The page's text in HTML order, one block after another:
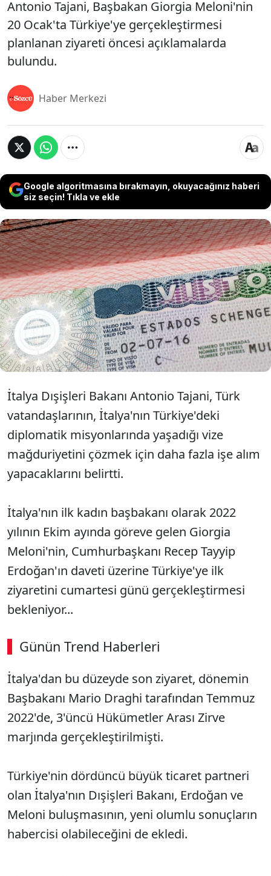
Antonio Tajani, Başbakan Giorgia Meloni'nin
20 Ocak'ta Türkiye'ye gerçekleştirmesi
planlanan ziyareti öncesi açıklamalarda
bulundu.
Haber Merkezi
Google algoritmasına bırakmayın, okuyacağınız haberi
siz seçin! Tıkla ve ekle
İtalya Başbakan Yardımcısı ve Dışişleri
Bakanı Antonio Tajani, Başbakan Giorgia
Meloni'nin 20 Ocak'ta Türkiye'ye
gerçekleştirmesi planlanan ziyareti öncesi
açıklamalarda bulundu.
İtalya Dışişleri Bakanı Antonio Tajani, Türk
vatandaşlarının, İtalya'nın Türkiye'deki
diplomatik misyonlarında yaşadığı vize
mağduriyetini çözmek için daha fazla işe alım
yapacaklarını belirtti.
İtalya'nın ilk kadın başbakanı olarak 2022
yılının Ekim ayında göreve gelen Giorgia
Meloni'nin, Cumhurbaşkanı Recep Tayyip
Erdoğan'ın daveti üzerine Türkiye'ye ilk
ziyaretini cumartesi günü gerçekleştirmesi
bekleniyor...
Günün Trend Haberleri
00:02 / 06:57
Sesi Aç
İtalya'dan bu düzeyde son ziyaret, dönemin
Başbakanı Mario Draghi tarafından Temmuz
2022'de, 3'üncü Hükümetler Arası Zirve
marjında gerçekleştirilmişti.
Türkiye'nin dördüncü büyük ticaret partneri
olan İtalya'nın Dışişleri Bakanı, Erdoğan ve
Meloni buluşmasının, yeni olumlu sonuçların
habercisi olabileceğini de ekledi.